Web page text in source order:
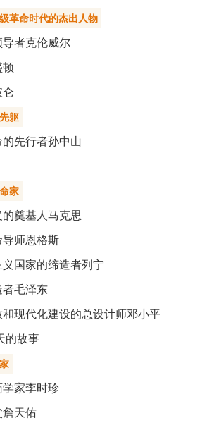
革命时代的杰出人物
者克伦威尔
顿
仑
躯
先行者孙中山
家
奠基人马克思
师恩格斯
国家的缔造者列宁
者毛泽东
现代化建设的总设计师邓小平
的故事
家李时珍
詹天佑